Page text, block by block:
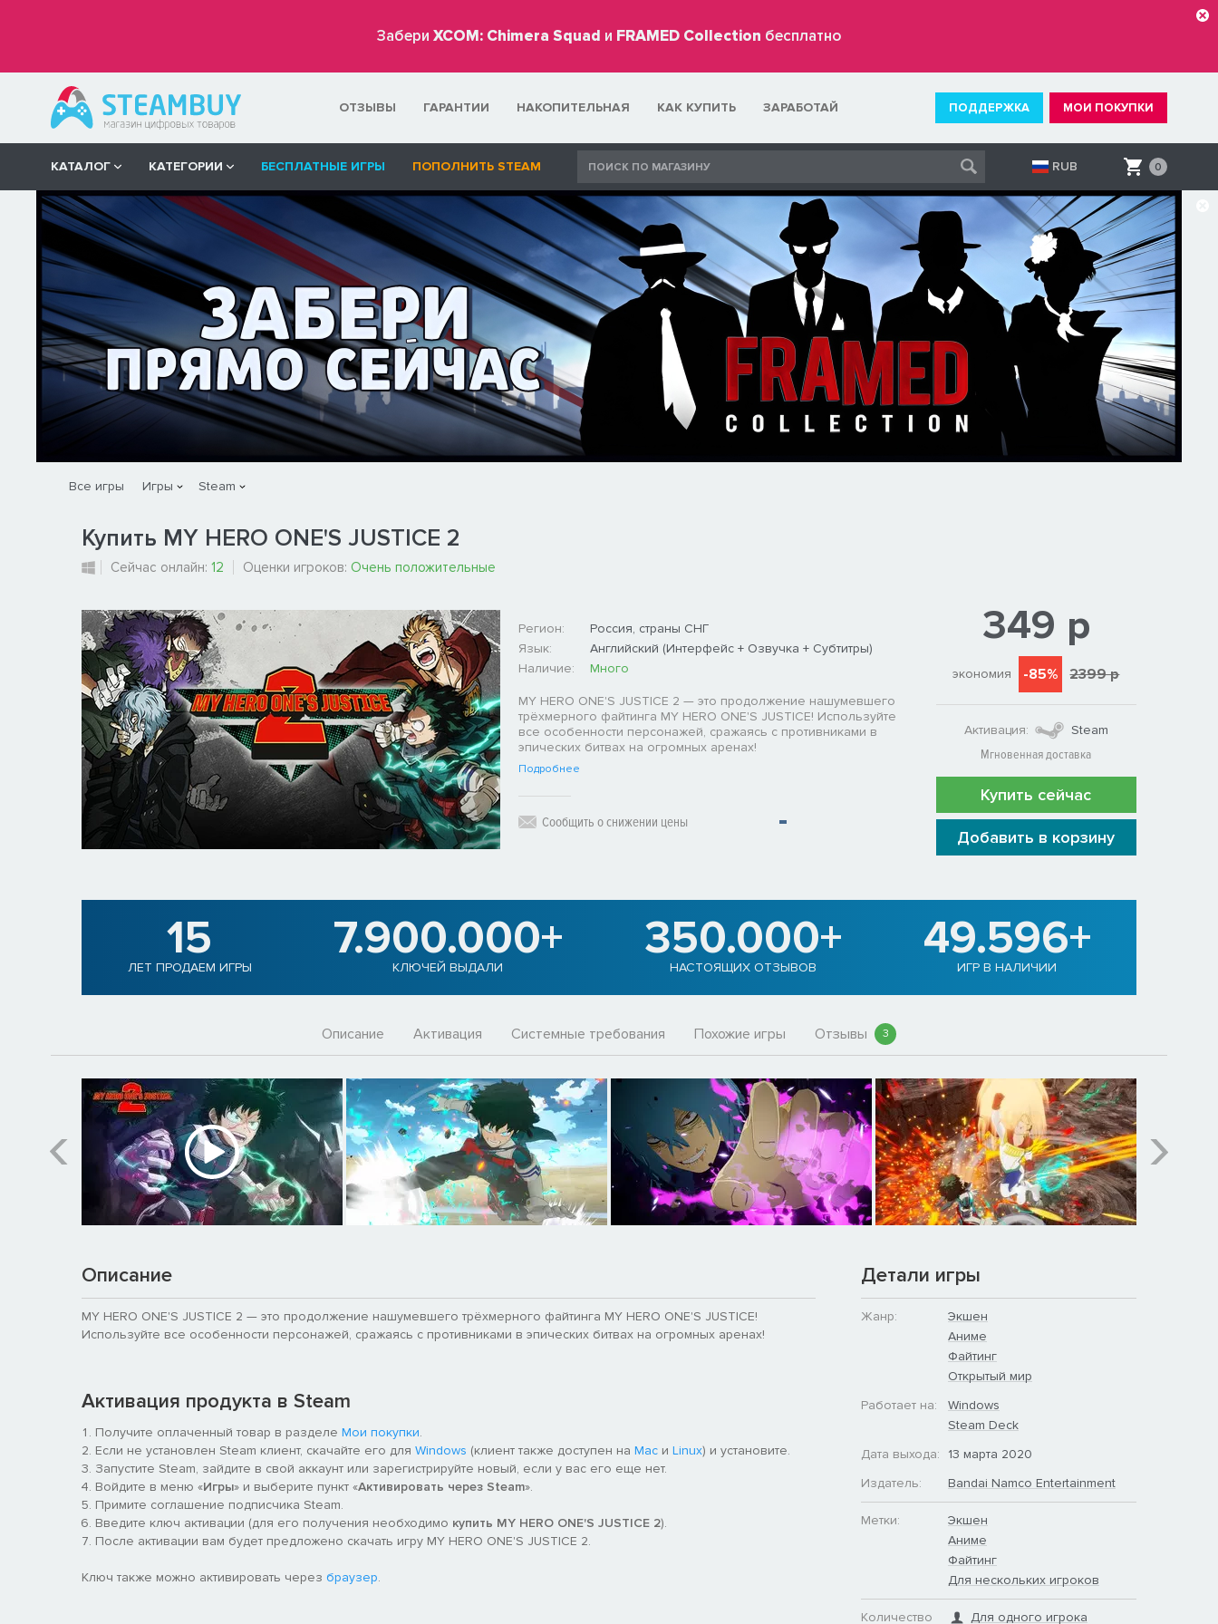
Забери XCOM: Chimera Squad и FRAMED Collection бесплатно
ОТЗЫВЫ ГАРАНТИИ НАКОПИТЕЛЬНАЯ КАК КУПИТЬ ЗАРАБОТАЙ ПОДДЕРЖКА МОИ ПОКУПКИ
КАТАЛОГ КАТЕГОРИИ БЕСПЛАТНЫЕ ИГРЫ ПОПОЛНИТЬ STEAM RUB 0
Все игры Игры Steam
Купить MY HERO ONE'S JUSTICE 2
Сейчас онлайн: 12 Оценки игроков: Очень положительные
Регион:
Россия, страны СНГ
Язык:
Английский (Интерфейс + Озвучка + Субтитры)
Наличие:
Много
MY HERO ONE'S JUSTICE 2 — это продолжение нашумевшего
трёхмерного файтинга MY HERO ONE'S JUSTICE! Используйте
все особенности персонажей, сражаясь с противниками в
эпических битвах на огромных аренах!
Подробнее
Сообщить о снижении цены
349 р
экономия -85% 2399 р
Активация:
Steam
Мгновенная доставка
Купить сейчас
Добавить в корзину
15
ЛЕТ ПРОДАЕМ ИГРЫ
7.900.000+
КЛЮЧЕЙ ВЫДАЛИ
350.000+
НАСТОЯЩИХ ОТЗЫВОВ
49.596+
ИГР В НАЛИЧИИ
Описание Активация Системные требования Похожие игры Отзывы 3
Описание
MY HERO ONE'S JUSTICE 2 — это продолжение нашумевшего трёхмерного файтинга MY HERO ONE'S JUSTICE!
Используйте все особенности персонажей, сражаясь с противниками в эпических битвах на огромных аренах!
Активация продукта в Steam
Получите оплаченный товар в разделе Мои покупки.
Если не установлен Steam клиент, скачайте его для Windows (клиент также доступен на Mac и Linux) и установите.
Запустите Steam, зайдите в свой аккаунт или зарегистрируйте новый, если у вас его еще нет.
Войдите в меню «Игры» и выберите пункт «Активировать через Steam».
Примите соглашение подписчика Steam.
Введите ключ активации (для его получения необходимо купить MY HERO ONE'S JUSTICE 2).
После активации вам будет предложено скачать игру MY HERO ONE'S JUSTICE 2.
Ключ также можно активировать через браузер.
Детали игры
Жанр:
Экшен
Аниме
Файтинг
Открытый мир
Работает на:
Windows
Steam Deck
Дата выхода:
13 марта 2020
Издатель:
Bandai Namco Entertainment
Метки:
Экшен
Аниме
Файтинг
Для нескольких игроков
Количество
Для одного игрока